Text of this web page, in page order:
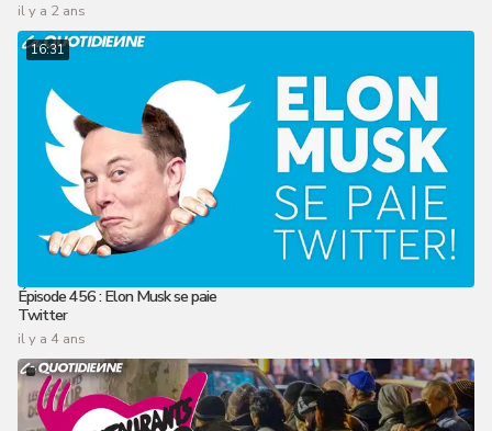
il y a 2 ans
16:31
Épisode 456 : Elon Musk se paie
Twitter
il y a 4 ans